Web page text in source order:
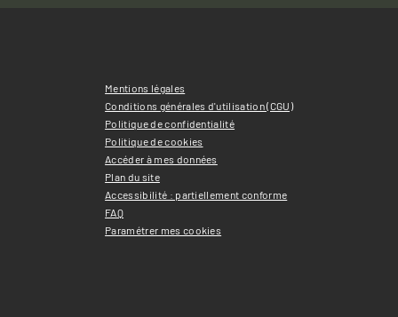
Mentions légales
Conditions générales d'utilisation (CGU)
Politique de confidentialité
Politique de cookies
Accéder à mes données
Plan du site
Accessibilité : partiellement conforme
FAQ
Paramétrer mes cookies